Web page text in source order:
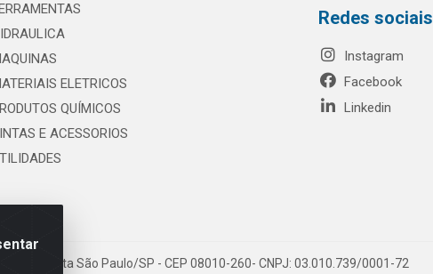
ELETRICOS
QUÍMICOS
E ACESSORIOS
Redes sociais
Instagram
Facebook
Linkedin
Paulista São Paulo/SP - CEP 08010-260- CNPJ: 03.010.739/0001-72